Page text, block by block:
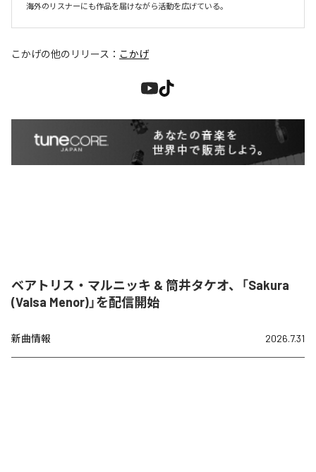
海外のリスナーにも作品を届けながら活動を広げている。
こかげの他のリリース： こかげ
ベアトリス・マルニッキ & 筒井タケオ、「Sakura
(Valsa Menor)」を配信開始
新曲情報 2026.7.31